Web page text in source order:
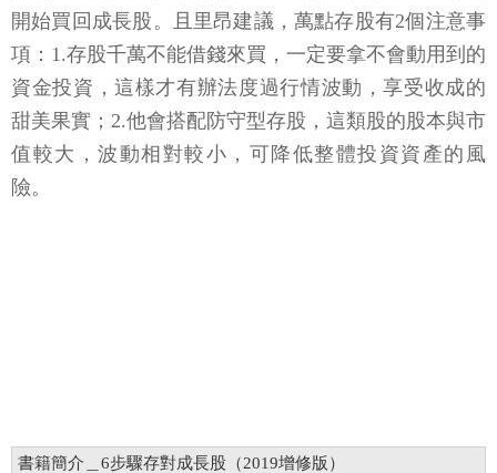
開始買回成長股。且里昂建議，萬點存股有2個注意事
項：1.存股千萬不能借錢來買，一定要拿不會動用到的
資金投資，這樣才有辦法度過行情波動，享受收成的
甜美果實；2.他會搭配防守型存股，這類股的股本與市
值較大，波動相對較小，可降低整體投資資產的風
險。
書籍簡介＿6步驟存對成長股（2019增修版）